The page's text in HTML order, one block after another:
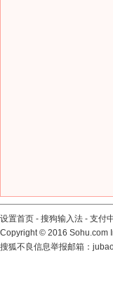
设置首页 - 搜狗输入法 - 支付
Copyright© 2016 Sohu.com
搜狐不良信息举报邮箱：